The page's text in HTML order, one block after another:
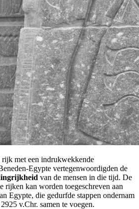
met een indrukwekkende
Egypte vertegenwoordigden de
van de mensen in die tijd. De
rijken kan worden toegeschreven aan
Egypte, die gedurfde stappen ondernam
v.Chr. samen te voegen.